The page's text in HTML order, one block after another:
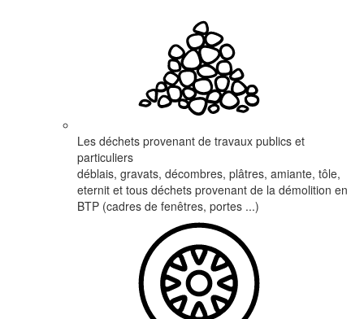
Les déchets provenant de travaux publics et
particuliers
déblais, gravats, décombres, plâtres, amiante, tôle,
eternit et tous déchets provenant de la démolition en
BTP (cadres de fenêtres, portes ...)